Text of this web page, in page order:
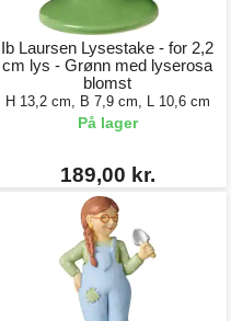
Ib Laursen Lysestake - for 2,2
cm lys - Grønn med lyserosa
blomst
H 13,2 cm, B 7,9 cm, L 10,6 cm
På lager
189,00 kr.